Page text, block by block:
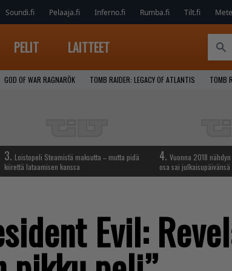
Soundi.fi Pelaaja.fi Inferno.fi Rumba.fi Tilt.fi
PELIT LAITTEET
GOD OF WAR RAGNARÖK TOMB RAIDER: LEGACY OF ATLANTIS TOMB
3. Loistopeli Steamistä maksutta – mutta pidä
kiirettä lataamisen kanssa
4. Vuonna 2018
osa sai julkaisupäivänsä
Evil: